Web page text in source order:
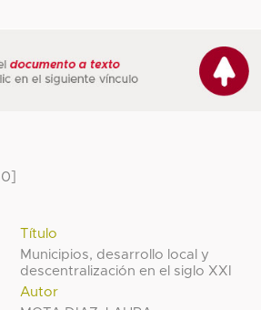
Título
Municipios, desarrollo local y
descentralización en el siglo XXI
Autor